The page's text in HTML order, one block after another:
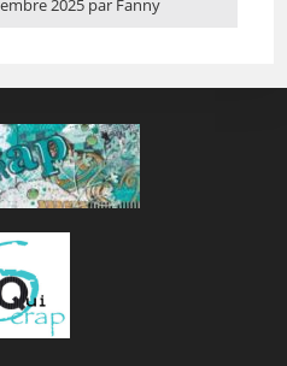
2025 par Fanny